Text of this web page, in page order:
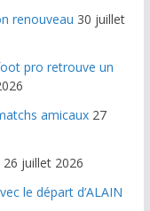
renouveau 30 juillet
pro retrouve un
amicaux 27
26 juillet 2026
le départ d’ALAIN